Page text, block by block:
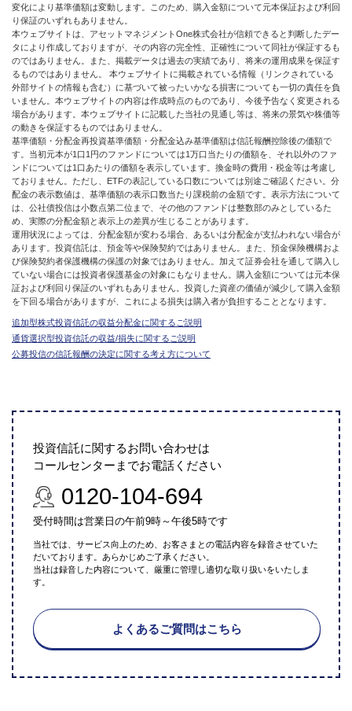
変化により基準価額は変動します。このため、購入金額について元本保証および利回
り保証のいずれもありません。
本ウェブサイトは、アセットマネジメントOne株式会社が信頼できると判断したデー
タにより作成しておりますが、その内容の完全性、正確性について同社が保証するも
のではありません。また、掲載データは過去の実績であり、将来の運用成果を保証す
るものではありません。 本ウェブサイトに掲載されている情報（リンクされている
外部サイトの情報も含む）に基づいて被ったいかなる損害についても一切の責任を負
いません。本ウェブサイトの内容は作成時点のものであり、今後予告なく変更される
場合があります。本ウェブサイトに記載した当社の見通し等は、将来の景気や株価等
の動きを保証するものではありません。
基準価額・分配金再投資基準価額・分配金込み基準価額は信託報酬控除後の価額で
す。当初元本が1口1円のファンドについては1万口当たりの価額を、それ以外のファ
ンドについては1口あたりの価額を表示しています。換金時の費用・税金等は考慮し
ておりません。ただし、ETFの表記している口数については別途ご確認ください。分
配金の表示数値は、基準価額の表示口数当たり課税前の金額です。表示方法について
は、公社債投信は小数点第二位まで、その他のファンドは整数部のみとしているた
め、実際の分配金額と表示上の差異が生じることがあります。
運用状況によっては、分配金額が変わる場合、あるいは分配金が支払われない場合が
あります。投資信託は、預金等や保険契約ではありません。また、預金保険機構およ
び保険契約者保護機構の保護の対象ではありません。加えて証券会社を通して購入し
ていない場合には投資者保護基金の対象にもなりません。購入金額については元本保
証および利回り保証のいずれもありません。投資した資産の価値が減少して購入金額
を下回る場合がありますが、これによる損失は購入者が負担することとなります。
追加型株式投資信託の収益分配金に関するご説明
通貨選択型投資信託の収益/損失に関するご説明
公募投信の信託報酬の決定に関する考え方について
投資信託に関するお問い合わせは
コールセンターまでお電話ください
0120-104-694
受付時間は営業日の午前9時～午後5時です
当社では、サービス向上のため、お客さまとの電話内容を録音させていた
だいております。あらかじめご了承ください。
当社は録音した内容について、厳重に管理し適切な取り扱いをいたしま
す。
よくあるご質問はこちら